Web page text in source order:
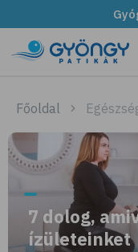
Főoldal
7 dolog,
ízületeinket